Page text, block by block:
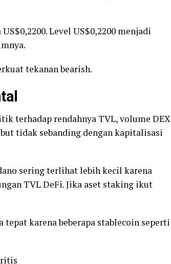
Level US$0,2200 menjadi
tekanan bearish.
terhadap rendahnya TVL, volume DEX
tidak sebanding dengan kapitalisasi
sering terlihat lebih kecil karena
TVL DeFi. Jika aset staking ikut
tepat karena beberapa stablecoin seperti